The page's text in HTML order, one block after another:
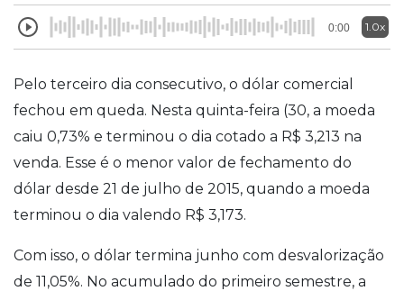
0:00 1.0x
Pelo terceiro dia consecutivo, o dólar comercial
fechou em queda. Nesta quinta-feira (30, a moeda
caiu 0,73% e terminou o dia cotado a R$ 3,213 na
venda. Esse é o menor valor de fechamento do
dólar desde 21 de julho de 2015, quando a moeda
terminou o dia valendo R$ 3,173.
Com isso, o dólar termina junho com desvalorização
de 11,05%. No acumulado do primeiro semestre, a